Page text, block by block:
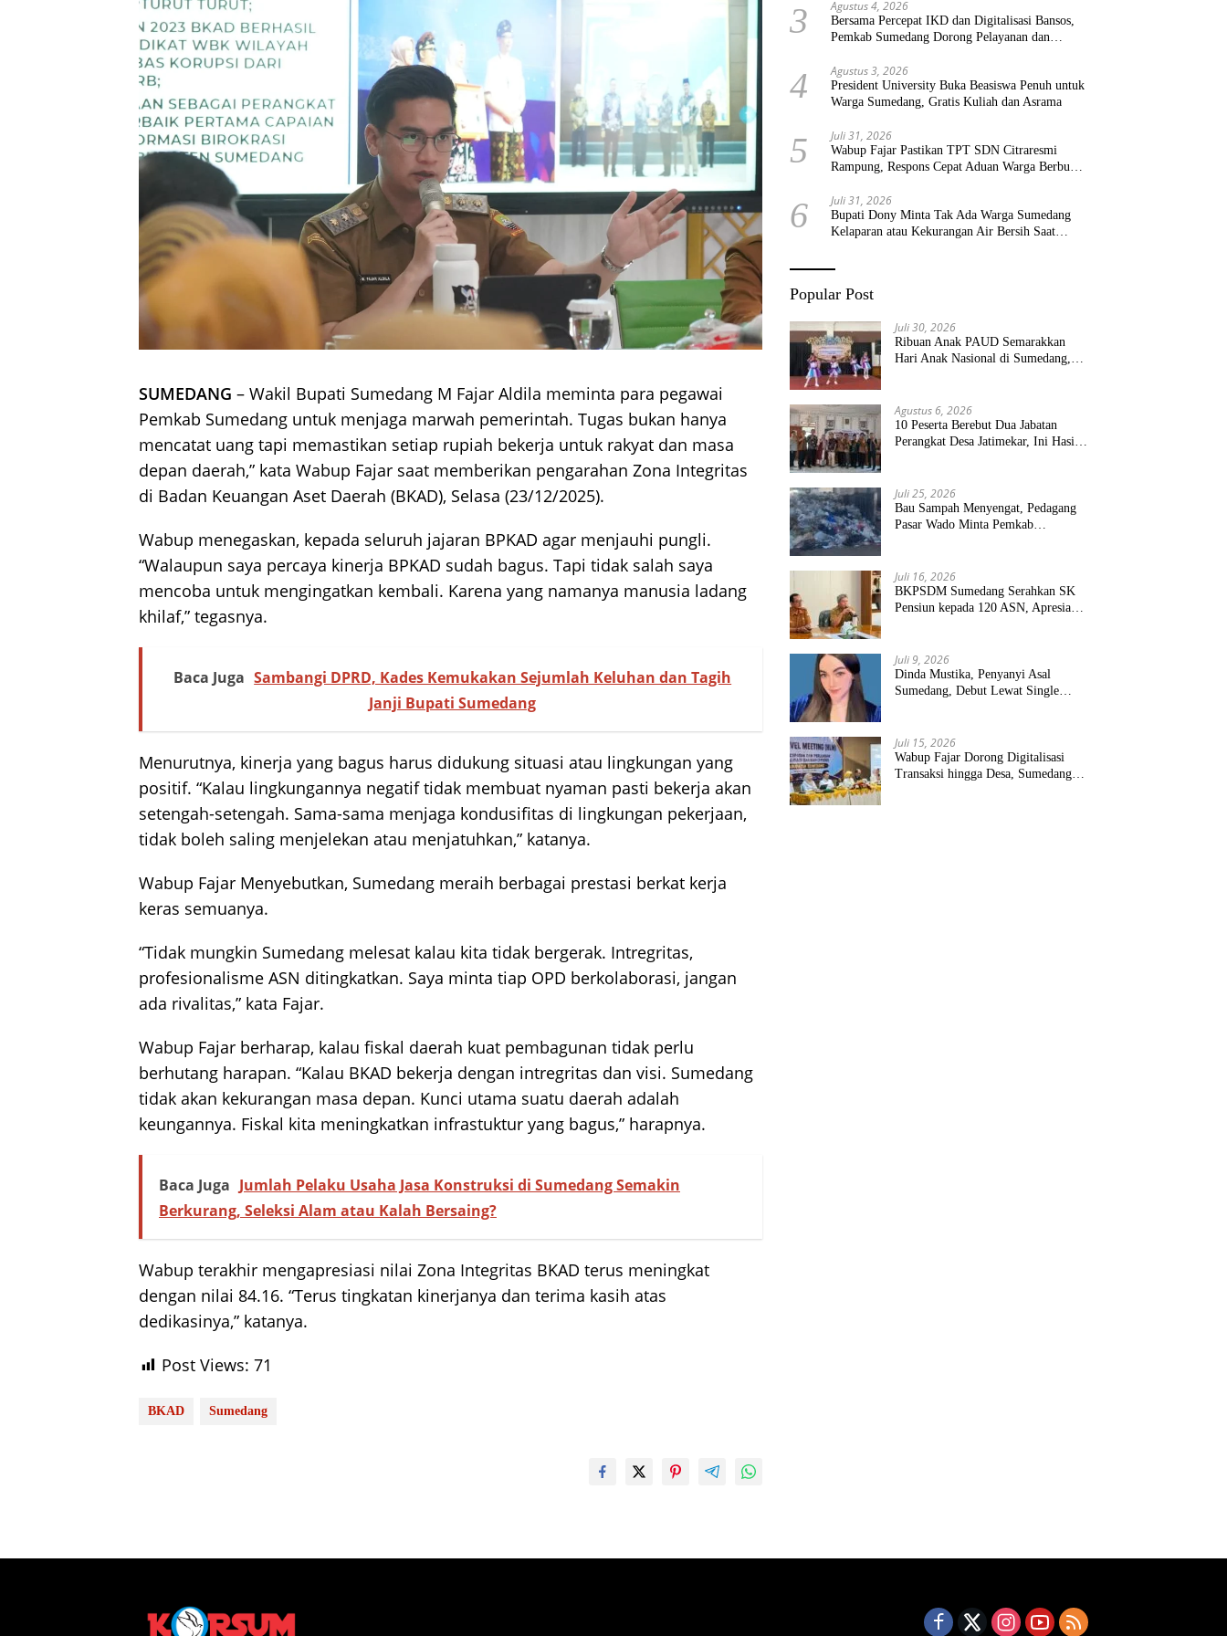
SUMEDANG – Wakil Bupati Sumedang M Fajar Aldila meminta para pegawai
Pemkab Sumedang untuk menjaga marwah pemerintah. Tugas bukan hanya
mencatat uang tapi memastikan setiap rupiah bekerja untuk rakyat dan masa
depan daerah,” kata Wabup Fajar saat memberikan pengarahan Zona Integritas
di Badan Keuangan Aset Daerah (BKAD), Selasa (23/12/2025).
Wabup menegaskan, kepada seluruh jajaran BPKAD agar menjauhi pungli.
“Walaupun saya percaya kinerja BPKAD sudah bagus. Tapi tidak salah saya
mencoba untuk mengingatkan kembali. Karena yang namanya manusia ladang
khilaf,” tegasnya.
Baca Juga Sambangi DPRD, Kades Kemukakan Sejumlah Keluhan dan Tagih
Janji Bupati Sumedang
Menurutnya, kinerja yang bagus harus didukung situasi atau lingkungan yang
positif. “Kalau lingkungannya negatif tidak membuat nyaman pasti bekerja akan
setengah-setengah. Sama-sama menjaga kondusifitas di lingkungan pekerjaan,
tidak boleh saling menjelekan atau menjatuhkan,” katanya.
Wabup Fajar Menyebutkan, Sumedang meraih berbagai prestasi berkat kerja
keras semuanya.
“Tidak mungkin Sumedang melesat kalau kita tidak bergerak. Intregritas,
profesionalisme ASN ditingkatkan. Saya minta tiap OPD berkolaborasi, jangan
ada rivalitas,” kata Fajar.
Wabup Fajar berharap, kalau fiskal daerah kuat pembagunan tidak perlu
berhutang harapan. “Kalau BKAD bekerja dengan intregritas dan visi. Sumedang
tidak akan kekurangan masa depan. Kunci utama suatu daerah adalah
keungannya. Fiskal kita meningkatkan infrastuktur yang bagus,” harapnya.
Baca Juga Jumlah Pelaku Usaha Jasa Konstruksi di Sumedang Semakin
Berkurang, Seleksi Alam atau Kalah Bersaing?
Wabup terakhir mengapresiasi nilai Zona Integritas BKAD terus meningkat
dengan nilai 84.16. “Terus tingkatan kinerjanya dan terima kasih atas
dedikasinya,” katanya.
Post Views: 71
BKAD Sumedang
3 Agustus 4, 2026
Bersama Percepat IKD dan Digitalisasi Bansos,
Pemkab Sumedang Dorong Pelayanan dan
4 Agustus 3, 2026
President University Buka Beasiswa Penuh untuk
Warga Sumedang, Gratis Kuliah dan Asrama
5 Juli 31, 2026
Wabup Fajar Pastikan TPT SDN Citraresmi
Rampung, Respons Cepat Aduan Warga Berbuah
6 Juli 31, 2026
Bupati Dony Minta Tak Ada Warga Sumedang
Kelaparan atau Kekurangan Air Bersih Saat
Popular Post
Juli 30, 2026
Ribuan Anak PAUD Semarakkan
Hari Anak Nasional di Sumedang,
Agustus 6, 2026
10 Peserta Berebut Dua Jabatan
Perangkat Desa Jatimekar, Ini Hasil
Juli 25, 2026
Bau Sampah Menyengat, Pedagang
Pasar Wado Minta Pemkab
Juli 16, 2026
BKPSDM Sumedang Serahkan SK
Pensiun kepada 120 ASN, Apresiasi
Juli 9, 2026
Dinda Mustika, Penyanyi Asal
Sumedang, Debut Lewat Single
Juli 15, 2026
Wabup Fajar Dorong Digitalisasi
Transaksi hingga Desa, Sumedang